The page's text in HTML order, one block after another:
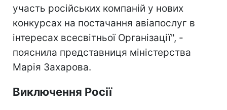
участь російських компаній у нових
конкурсах на постачання авіапослуг в
інтересах всесвітньої Організації", -
пояснила представниця міністерства
Марія Захарова.
Виключення Росії